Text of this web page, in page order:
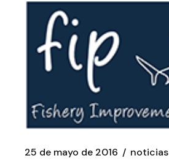
25 de mayo de 2016
noticias